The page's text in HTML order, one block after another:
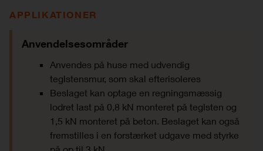
APPLIKATIONER
Anvendelsesområder
Anvendes på huse med udvendig
teglstensmur, som skal efterisoleres
Beslaget kan optage en regningsmæssig
lodret last på 0,8 kN monteret på teglsten og
1,5 kN monteret på beton. Beslaget kan også
fremstilles i en forstærket udgave med styrke